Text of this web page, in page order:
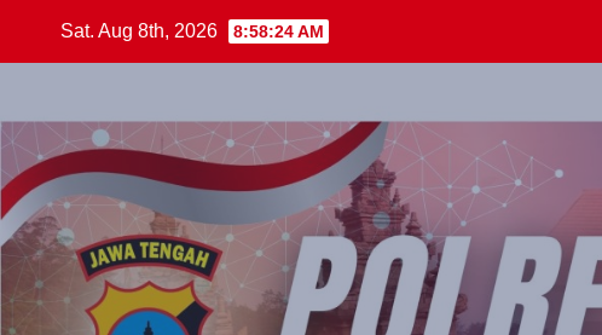
Sat. Aug 8th, 2026 8:58:25 AM